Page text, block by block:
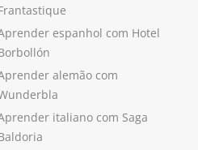
espanhol com Hotel
alemão com
italiano com Saga